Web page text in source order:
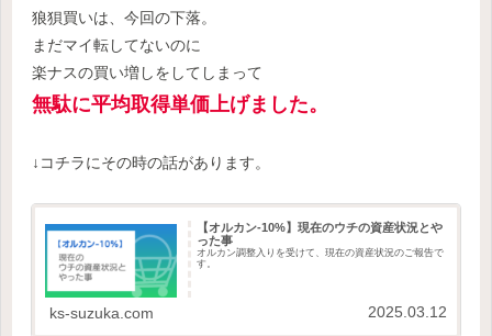
狼狽買いは、今回の下落。
まだマイ転してないのに
楽ナスの買い増しをしてしまって
無駄に平均取得単価上げました。
↓コチラにその時の話があります。
【オルカン-10%】現在のウチの資産状況とや
った事
オルカン調整入りを受けて、現在の資産状況のご報告で
す。
ks-suzuka.com 2025.03.12